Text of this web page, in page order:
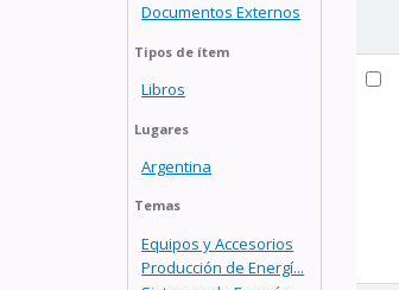
Documentos Externos
Tipos de ítem
Libros
Lugares
Argentina
Temas
Equipos y Accesorios
Producción de Energí...